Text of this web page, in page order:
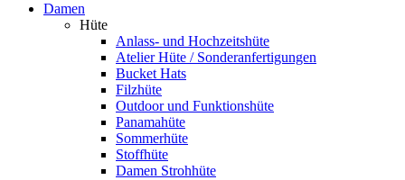
Damen
Hüte
Anlass- und Hochzeitshüte
Atelier Hüte / Sonderanfertigungen
Bucket Hats
Filzhüte
Outdoor und Funktionshüte
Panamahüte
Sommerhüte
Stoffhüte
Damen Strohhüte